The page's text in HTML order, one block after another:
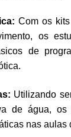
Com os
os
de
Utilizando
de água, os
nas aulas